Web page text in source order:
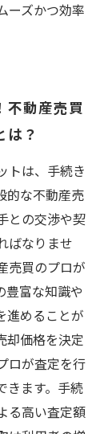
ーズかつ効率
不動産売買
は？
トは、手続き
的な不動産売
との交渉や契
ばなりませ
売買のプロが
豊富な知識や
進めることが
却価格を決定
ロが査定を行
きます。手続
る高い査定額